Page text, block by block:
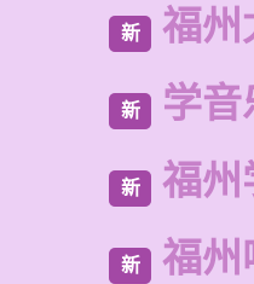
新 福州
新 学音
新 福州
新 福州